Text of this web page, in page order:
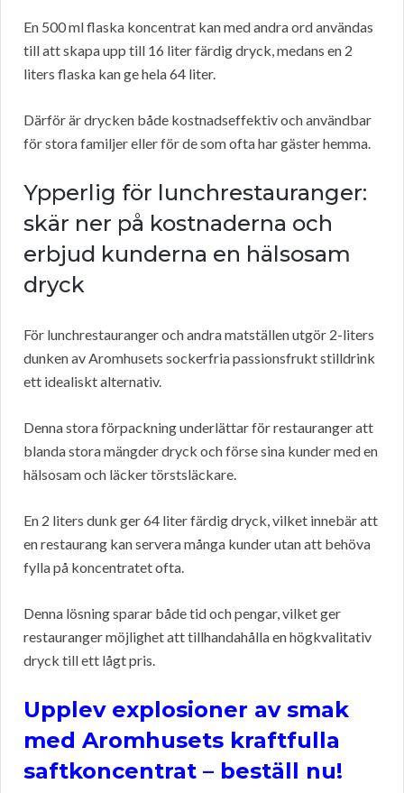
En 500 ml flaska koncentrat kan med andra ord användas
till att skapa upp till 16 liter färdig dryck, medans en 2
liters flaska kan ge hela 64 liter.
Därför är drycken både kostnadseffektiv och användbar
för stora familjer eller för de som ofta har gäster hemma.
Ypperlig för lunchrestauranger:
skär ner på kostnaderna och
erbjud kunderna en hälsosam
dryck
För lunchrestauranger och andra matställen utgör 2-liters
dunken av Aromhusets sockerfria passionsfrukt stilldrink
ett idealiskt alternativ.
Denna stora förpackning underlättar för restauranger att
blanda stora mängder dryck och förse sina kunder med en
hälsosam och läcker törstsläckare.
En 2 liters dunk ger 64 liter färdig dryck, vilket innebär att
en restaurang kan servera många kunder utan att behöva
fylla på koncentratet ofta.
Denna lösning sparar både tid och pengar, vilket ger
restauranger möjlighet att tillhandahålla en högkvalitativ
dryck till ett lågt pris.
Upplev explosioner av smak
med Aromhusets kraftfulla
saftkoncentrat – beställ nu!